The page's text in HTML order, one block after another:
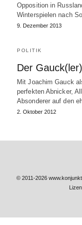
Opposition in
Winterspielen nach
9. Dezember 2013
POLITIK
Der
Mit Joachim Gauck
perfekten Abnicker,
Absonderer auf den
2. Oktober 2012
© 2011-2026